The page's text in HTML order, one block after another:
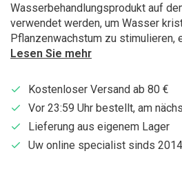
Wasserbehandlungsprodukt auf
verwendet werden, um Wasser
Pflanzenwachstum zu stimulieren,
Lesen Sie mehr
Kostenloser Versand ab 80 €
Vor 23:59 Uhr bestellt, am
Lieferung aus eigenem Lager
Uw online specialist sinds 2014